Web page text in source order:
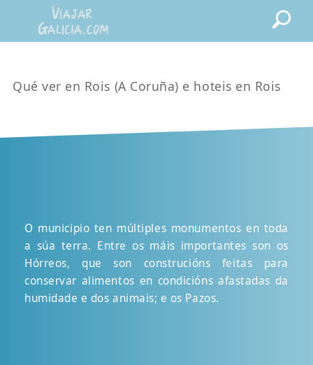
Qué ver en Rois (A Coruña) e hoteis en Rois
O municipio ten múltiples monumentos en toda
a súa terra. Entre os máis importantes son os
Hórreos, que son construcións feitas para
conservar alimentos en condicións afastadas da
humidade e dos animais; e os Pazos.